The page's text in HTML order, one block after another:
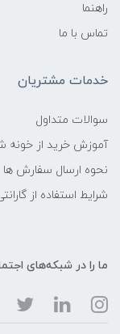
راهنما
تماس با ما
خدمات مشتریان
سوالات متداول
آموزش خرید از خونه
نحوه ارسال سفارش ها
شرایط استفاده از
ما را در شبکه‌های